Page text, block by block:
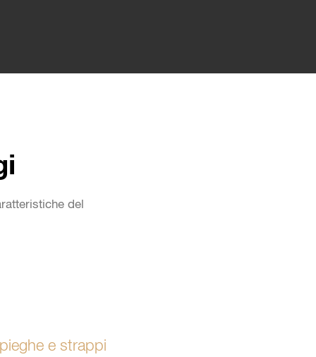
del
e strappi